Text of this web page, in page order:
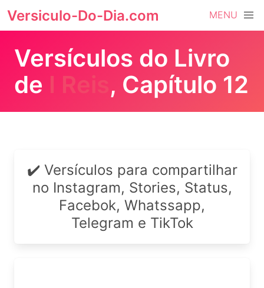
Versiculo-Do-Dia.com MENU
Versículos do Livro
de I Reis , Capítulo 12
✔️ Versículos para compartilhar
no Instagram, Stories, Status,
Facebok, Whatssapp,
Telegram e TikTok